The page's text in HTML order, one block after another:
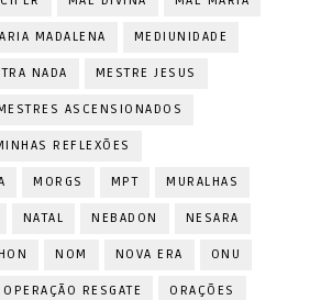
MADALENA MEDIUNIDADE
NADA MESTRE JESUS
ASCENSIONADOS
REFLEXÕES
MORGS MPT MURALHAS
NATAL NEBADON NESARA
NOM NOVA ERA ONU
OPERAÇÃO RESGATE ORAÇÕES